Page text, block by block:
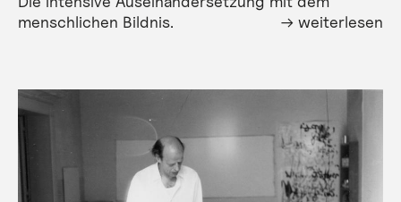
menschlichen Bildnis.
weiterlesen